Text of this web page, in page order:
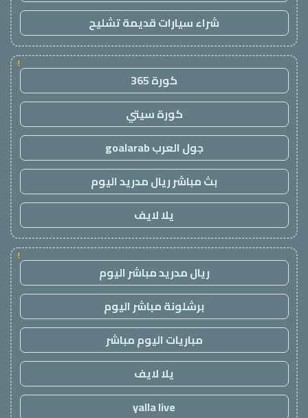
شراء سيارات قديمة تشليح
!
كورة 365
كورة سيتي
جول العرب goalarab
بث مباشر ريال مدريد اليوم
يلا لايف
!
ريال مدريد مباشر اليوم
برشلونة مباشر اليوم
مباريات اليوم مباشر
يلا لايف
yalla live